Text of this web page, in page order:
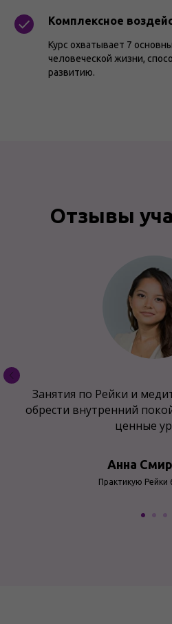
Комплексное
Курс охватывает 7
человеческой жизни,
развитию.
Отзывы
Занятия по Рейки и
обрести внутренний
ценные
Анна
Практикую Рейки